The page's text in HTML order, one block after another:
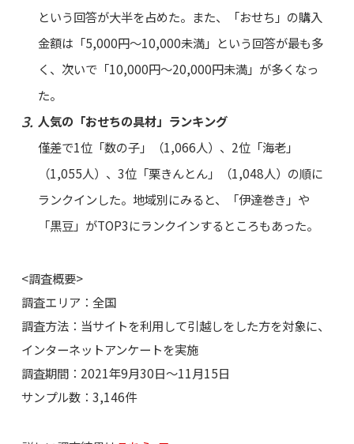
という回答が大半を占めた。また、「おせち」の購入
金額は「5,000円～10,000未満」という回答が最も多
く、次いで「10,000円～20,000円未満」が多くなっ
た。
人気の「おせちの具材」ランキング
僅差で1位「数の子」（1,066人）、2位「海老」
（1,055人）、3位「栗きんとん」（1,048人）の順に
ランクインした。地域別にみると、「伊達巻き」や
「黒豆」がTOP3にランクインするところもあった。
<調査概要>
調査エリア：全国
調査方法：当サイトを利用して引越しをした方を対象に、
インターネットアンケートを実施
調査期間：2021年9月30日～11月15日
サンプル数：3,146件